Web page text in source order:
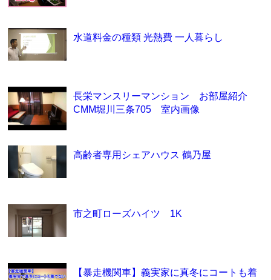
水道料金の種類 光熱費 一人暮らし
長栄マンスリーマンション お部屋紹介
CMM堀川三条705 室内画像
高齢者専用シェアハウス 鶴乃屋
市之町ローズハイツ 1K
【暴走機関車】義実家に真冬にコートも着